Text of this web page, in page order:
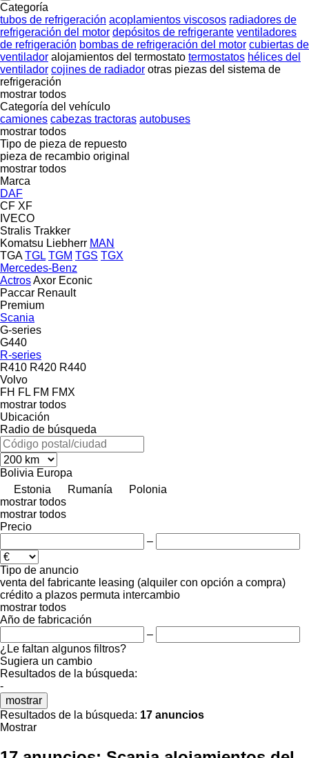
Categoría
tubos de refrigeración acoplamientos viscosos radiadores de
refrigeración del motor depósitos de refrigerante ventiladores
de refrigeración bombas de refrigeración del motor cubiertas de
ventilador alojamientos del termostato termostatos hélices del
ventilador cojines de radiador otras piezas del sistema de
refrigeración
mostrar todos
Categoría del vehículo
camiones cabezas tractoras autobuses
mostrar todos
Tipo de pieza de repuesto
pieza de recambio original
mostrar todos
Marca
DAF
CF XF
IVECO
Stralis Trakker
Komatsu Liebherr MAN
TGA TGL TGM TGS TGX
Mercedes-Benz
ActrosAxor Econic
Paccar Renault
Premium
Scania
G-series
G440
R-series
R410 R420 R440
Volvo
FH FL FM FMX
mostrar todos
Ubicación
Radio de búsqueda
Bolivia Europa
Estonia
Rumanía
Polonia
mostrar todos
mostrar todos
Precio
–
Tipo de anuncio
venta del fabricante leasing (alquiler con opción a compra)
crédito a plazos permuta intercambio
mostrar todos
Año de fabricación
–
¿Le faltan algunos filtros?
Sugiera un cambio
Resultados de la búsqueda:
-
mostrar
Resultados de la búsqueda: 17 anuncios
Mostrar